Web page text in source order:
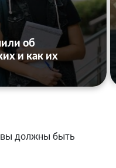
об
и как их
должны быть